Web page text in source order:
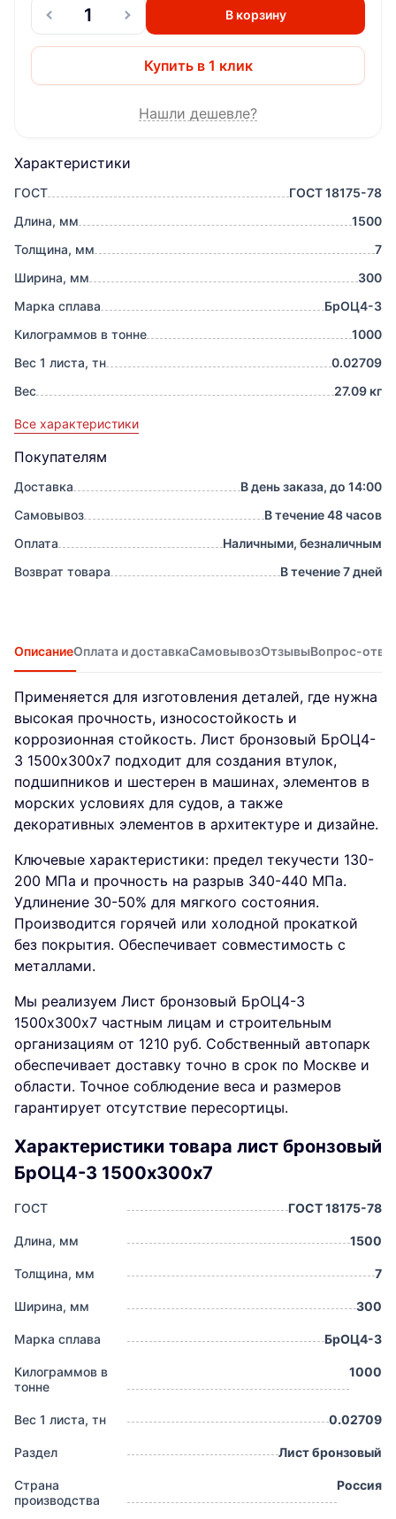
Характеристики
ГОСТ
ГОСТ 18175-78
Длина, мм
1500
Толщина, мм
7
Ширина, мм
300
Марка сплава
БрОЦ4-3
Килограммов в тонне
1000
Вес 1 листа, тн
0.02709
Вес
27.09 кг
Все характеристики
Покупателям
Доставка
В день заказа, до 14:00
Самовывоз
В течение 48 часов
Оплата
Наличными, безналичным
Возврат товара
В течение 7 дней
В корзину
Купить в 1 клик
Нашли дешевле?
ОписаниеОплата и доставкаСамовывозОтзывыВопрос-
Применяется для изготовления деталей, где нужна
высокая прочность, износостойкость и
коррозионная стойкость. Лист бронзовый БрОЦ4-
3 1500х300х7 подходит для создания втулок,
подшипников и шестерен в машинах, элементов в
морских условиях для судов, а также
декоративных элементов в архитектуре и дизайне.
Ключевые характеристики: предел текучести 130-
200 МПа и прочность на разрыв 340-440 МПа.
Удлинение 30-50% для мягкого состояния.
Производится горячей или холодной прокаткой
без покрытия. Обеспечивает совместимость с
металлами.
Мы реализуем Лист бронзовый БрОЦ4-3
1500х300х7 частным лицам и строительным
организациям от 1210 руб. Собственный автопарк
обеспечивает доставку точно в срок по Москве и
области. Точное соблюдение веса и размеров
гарантирует отсутствие пересортицы.
Характеристики товара лист бронзовый
БрОЦ4-3 1500х300х7
ГОСТ ГОСТ 18175-78
Длина, мм 1500
Толщина, мм 7
Ширина, мм 300
Марка сплава БрОЦ4-3
Килограммов в
тонне
1000
Вес 1 листа, тн 0.02709
Раздел Лист бронзовый
Страна
производства
Россия